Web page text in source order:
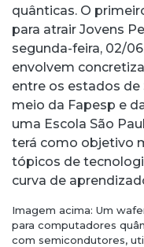
quânticas. O
para atrair Jovens
segunda-feira, 02/
envolvem
entre os estados de
meio da Fapesp e
uma Escola São
terá como objetivo
tópicos de
curva de
Imagem acima: Um
para computadores
com semicondutores,